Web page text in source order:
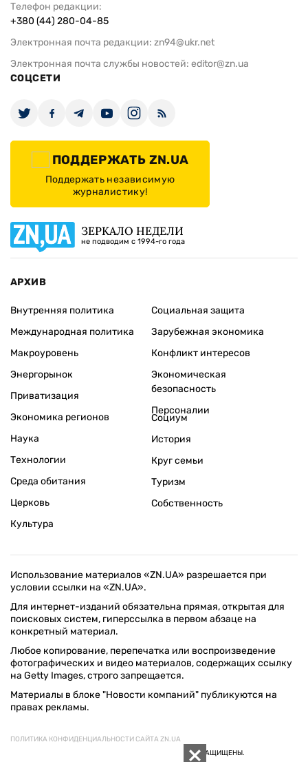
Телефон редакции:
+380 (44) 280-04-85
Электронная почта редакции: zn94@ukr.net
Электронная почта службы новостей: editor@zn.ua
СОЦСЕТИ
ПОДДЕРЖАТЬ ZN.UA
Поддержать независимую
журналистику!
ЗЕРКАЛО НЕДЕЛИ
не подводим с 1994-го года
АРХИВ
Внутренняя политика
Международная политика
Макроуровень
Энергорынок
Приватизация
Экономика регионов
Социальная защита
Зарубежная экономика
Конфликт интересов
Экономическая
безопасность
Персоналии
Наука
Технологии
Среда обитания
Церковь
Культура
Социум
История
Круг семьи
Туризм
Собственность
Использование материалов «ZN.UA» разрешается при
условии ссылки на «ZN.UA».
Для интернет-изданий обязательна прямая, открытая для
поисковых систем, гиперссылка в первом абзаце на
конкретный материал.
Любое копирование, перепечатка или воспроизведение
фотографических и видео материалов, содержащих ссылку
на Getty Images, строго запрещается.
Материалы в блоке "Новости компаний" публикуются на
правах рекламы.
ПОЛИТИКА КОНФИДЕНЦИАЛЬНОСТИ САЙТА ZN.UA
© 1994–2026 «ЗЕРКАЛО НЕДЕЛИ. УКРАИНА». ВСЕ ПРАВА ЗАЩИЩЕНЫ.